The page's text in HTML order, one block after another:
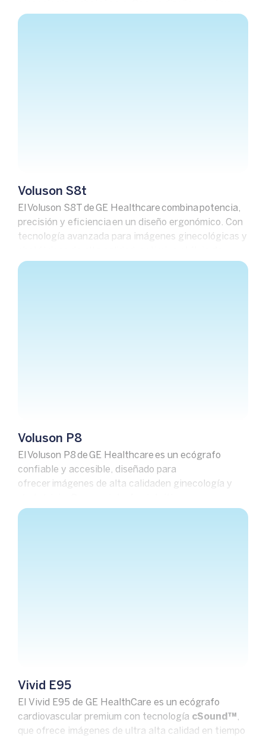
tecnología optimizada, brinda eficiencia y confianza
Voluson S8t
El Voluson S8T de GE Healthcare combina potencia,
precisión y eficiencia en un diseño ergonómico. Con
tecnología avanzada para imágenes ginecológicas y
trabajo y facilita diagnósticos confiables con
Voluson P8
El Voluson P8 de GE Healthcare es un ecógrafo
confiable y accesible, diseñado para
ofrecer imágenes de alta calidaden ginecología y
herramientas avanzadas, facilita diagnósticos
Vivid E95
El Vivid E95 de GE HealthCare es un ecógrafo
cardiovascular premium con tecnología cSound™
que ofrece imágenes de ultra alta calidad en tiempo